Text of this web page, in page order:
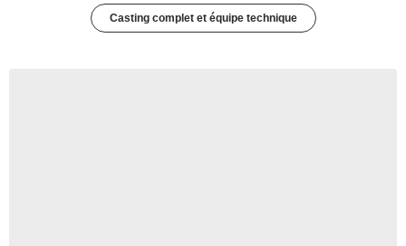
Casting complet et équipe technique